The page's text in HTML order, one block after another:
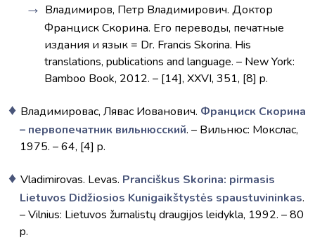
Владимиров, Петр Владимирович. Доктор
Франциск Скорина. Его переводы, печатные
издания и язык = Dr. Francis Skorina. His
translations, publications and language. – New York:
Bamboo Book, 2012. – [14], XXVI, 351, [8] p.
Владимировас, Лявас Иованович. Франциск Скорина
– первопечатник вильнюсский. – Вильнюс: Мокслас,
1975. – 64, [4] p.
Vladimirovas. Levas. Pranciškus Skorina: pirmasis
Lietuvos Didžiosios Kunigaikštystės spaustuvininkas.
– Vilnius: Lietuvos žurnalistų draugijos leidykla, 1992. – 80
p.